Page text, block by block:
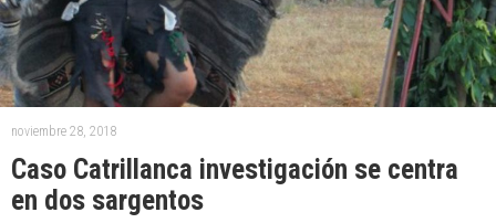
noviembre 28, 2018
Caso Catrillanca investigación se centra
en dos sargentos